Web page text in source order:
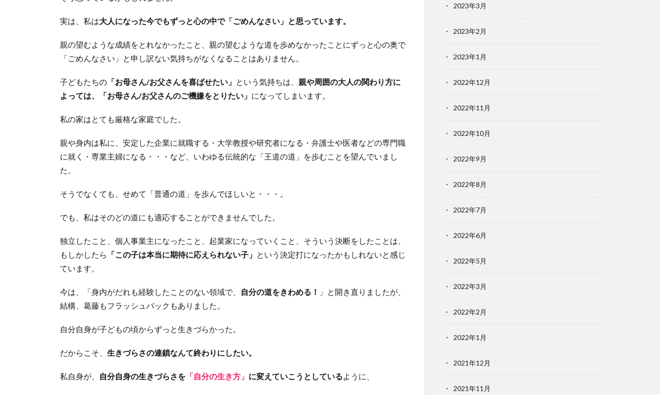
実は、私は大人になった今でもずっと心の中で「ごめんなさい」と思っています。
親の望むような成績をとれなかったこと、親の望むような道を歩めなかったことにずっと心の奥で
「ごめんなさい」と申し訳ない気持ちがなくなることはありません。
子どもたちの 「お母さん/お父さんを喜ばせたい」 という気持ちは、 親や周囲の大人の関わり方に
よっては、「お母さん/お父さんのご機嫌をとりたい」 になってしまいます。
私の家はとても厳格な家庭でした。
親や身内は私に、安定した企業に就職する・大学教授や研究者になる・弁護士や医者などの専門職
に就く・専業主婦になる・・・など、いわゆる伝統的な「王道の道」を歩むことを望んでいまし
た。
そうでなくても、せめて「普通の道」を歩んでほしいと・・・。
でも、私はそのどの道にも適応することができませんでした。
独立したこと、個人事業主になったこと、起業家になっていくこと、そういう決断をしたことは、
もしかしたら 「この子は本当に期待に応えられない子」 という決定打になったかもしれないと感じ
ています。
今は、「身内がだれも経験したことのない領域で、 自分の道をきわめる！ 」と開き直りましたが、
結構、葛藤もフラッシュバックもありました。
自分自身が子どもの頃からずっと生きづらかった。
だからこそ、 生きづらさの連鎖なんて終わりにしたい。
私自身が、 自分自身の生きづらさを 「自分の生き方」 に変えていこうとしているように、
2023年3月
2023年2月
2023年1月
2022年12月
2022年11月
2022年10月
2022年9月
2022年8月
2022年7月
2022年6月
2022年5月
2022年3月
2022年2月
2022年1月
2021年12月
2021年11月